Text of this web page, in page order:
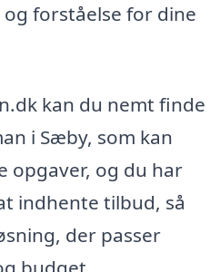
forståelse for dine
kan du nemt finde
i Sæby, som kan
opgaver, og du har
indhente tilbud, så
der passer